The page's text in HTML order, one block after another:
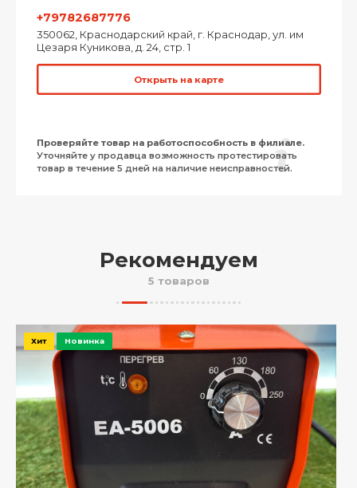
+79782687776
350062, Краснодарский край, г. Краснодар, ул. им
Цезаря Куникова, д. 24, стр. 1
Открыть на карте
Проверяйте товар на работоспособность в филиале.
Уточняйте у продавца возможность протестировать
товар в течение 5 дней на наличие неисправностей.
Рекомендуем
5 товаров
Хит Новинка